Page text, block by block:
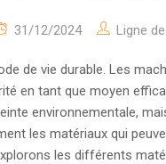
31/12/2024 Ligne
de vie durable. Les
en tant que moyen
environnementale,
les matériaux qui
les différents